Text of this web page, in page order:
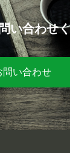
い合わせ
問い合わせ